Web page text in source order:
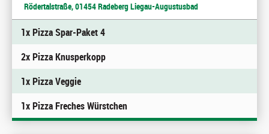
Rödertalstraße, 01454 Radeberg Liegau-Augustusbad
1x Pizza Spar-Paket 4
2x Pizza Knusperkopp
1x Pizza Veggie
1x Pizza Freches Würstchen